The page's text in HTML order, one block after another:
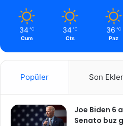
34 ℃
Cum
34 ℃
Cts
36 ℃
Paz
Popüler Son
Joe Biden 6
Senato buz